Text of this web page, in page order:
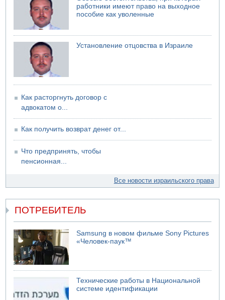
работники имеют право на выходное
пособие как уволенные
Установление отцовства в Израиле
Как расторгнуть договор с
адвокатом о...
Как получить возврат денег от...
Что предпринять, чтобы
пенсионная...
Все новости израильского права
ПОТРЕБИТЕЛЬ
Samsung в новом фильме Sony Pictures
«Человек-паук™
Технические работы в Национальной
системе идентификации